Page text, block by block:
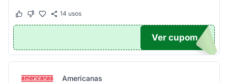
Este cupom funcionou
Este cupom não funcionou
14 usos
UPOM
Ver cupom
Americanas